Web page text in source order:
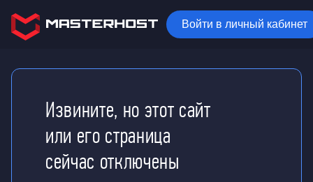
Войти в личный кабинет
Извините, но этот сайт
или его страница
сейчас отключены